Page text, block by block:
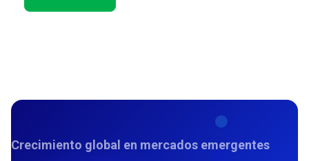
Crecimiento global en mercados emergentes